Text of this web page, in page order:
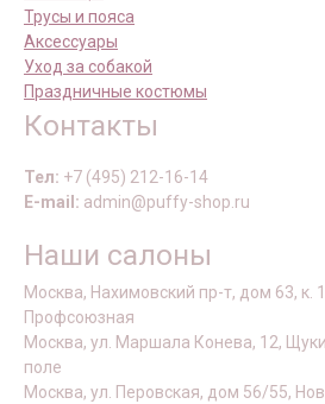
Трусы и пояса
Аксессуары
Уход за собакой
Праздничные костюмы
Контакты
Тел: +7 (495) 212-16-14
E-mail: admin@puffy-shop.ru
Наши салоны
Москва, Нахимовский пр-т, дом 63, к.
Профсоюзная
Москва, ул. Маршала Конева, 12,
поле
Москва, ул. Перовская, дом 56/55,